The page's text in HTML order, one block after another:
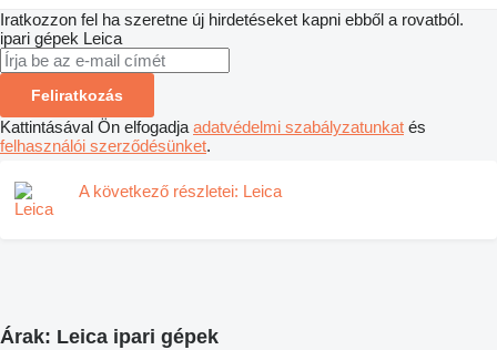
Iratkozzon fel ha szeretne új hirdetéseket kapni ebből a rovatból.
ipari gépek Leica
Feliratkozás
Kattintásával Ön elfogadja adatvédelmi szabályzatunkat és
felhasználói szerződésünket.
A következő részletei: Leica
Árak: Leica ipari gépek